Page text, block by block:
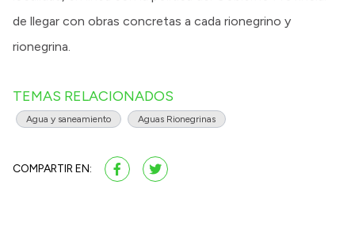
de llegar con obras concretas a cada rionegrino y
rionegrina.
TEMAS RELACIONADOS
Agua y saneamiento Aguas Rionegrinas
COMPARTIR EN: